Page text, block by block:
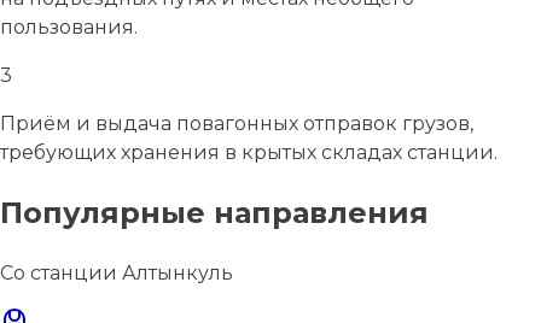
пользования.
3
Приём и выдача повагонных отправок грузов,
требующих хранения в крытых складах станции.
Популярные направления
Со станции Алтынкуль